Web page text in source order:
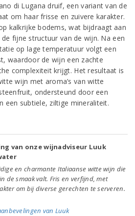
di Lugana druif, een variant van de
om haar frisse en zuivere karakter.
kalkrijke bodems, wat bijdraagt aan
fijne structuur van de wijn. Na een
op lage temperatuur volgt een
waardoor de wijn een zachte
complexiteit krijgt. Het resultaat is
wijn met aroma’s van witte
ondersteund door een
een subtiele, ziltige mineraliteit.
van onze wijnadviseur Luuk
en charmante Italiaanse witte wijn die
de smaak valt. Fris en verfijnd, met
om bij diverse gerechten te serveren.
van Luuk